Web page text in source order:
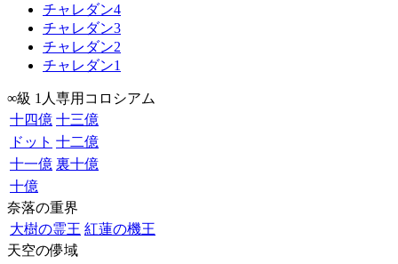
チャレダン4
チャレダン3
チャレダン2
チャレダン1
∞級 1人専用コロシアム
十四億 十三億
ドット 十二億
十一億 裏十億
十億
奈落の重界
大樹の霊王 紅蓮の機王
天空の儚域